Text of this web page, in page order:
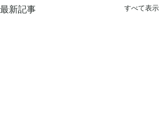
最新記事 すべて表示